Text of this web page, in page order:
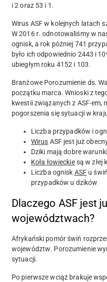
i 2 oraz 53 i 1.
Wirus ASF w kolejnych latach
W2016 r. odnotowaliśmy w
ognisk, a rok później 741
było ich odpowiednio 2443 i
ubiegłym roku 4152 i 103.
Branżowe Porozumienie ds.
początku marca. Wnioski z
kwestii związanych z ASF-em,
pogorszenia się sytuacji w
Liczba przypadków i
Wirus ASF jest już
Dziki mają dobre
Koła łowieckiesą w złej
Liczba ognisk ASF u
przypadków u dzików
Dlaczego ASF jest
województwach?
Afrykański pomór świń
województw. Porozumienie
sytuacji.
Po pierwsze wciąż brakuje